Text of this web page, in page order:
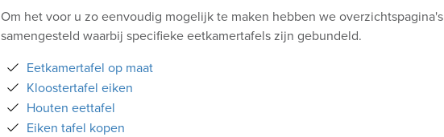
Om het voor u zo eenvoudig mogelijk te maken hebben we overzichtspagina's
samengesteld waarbij specifieke eetkamertafels zijn gebundeld.
Eetkamertafel op maat
Kloostertafel eiken
Houten eettafel
Eiken tafel kopen